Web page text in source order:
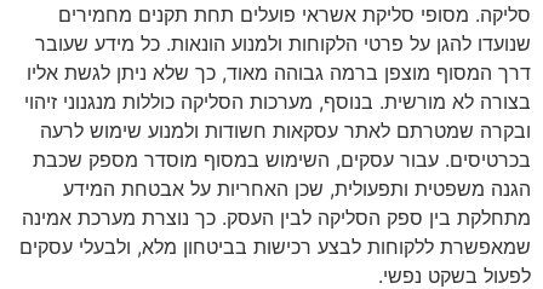
סליקה. מסופי סליקת אשראי פועלים תחת תקנים מחמירים
שנועדו להגן על פרטי הלקוחות ולמנוע הונאות. כל מידע שעובר
דרך המסוף מוצפן ברמה גבוהה מאוד, כך שלא ניתן לגשת אליו
בצורה לא מורשית. בנוסף, מערכות הסליקה כוללות מנגנוני זיהוי
ובקרה שמטרתם לאתר עסקאות חשודות ולמנוע שימוש לרעה
בכרטיסים. עבור עסקים, השימוש במסוף מוסדר מספק שכבת
הגנה משפטית ותפעולית, שכן האחריות על אבטחת המידע
מתחלקת בין ספק הסליקה לבין העסק. כך נוצרת מערכת אמינה
שמאפשרת ללקוחות לבצע רכישות בביטחון מלא, ולבעלי עסקים
לפעול בשקט נפשי.